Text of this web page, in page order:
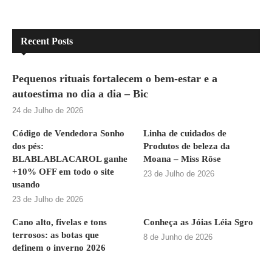
Recent Posts
Pequenos rituais fortalecem o bem-estar e a
autoestima no dia a dia – Bic
24 de Julho de 2026
Código de Vendedora Sonho
dos pés:
BLABLABLACAROL ganhe
+10% OFF em todo o site
usando
23 de Julho de 2026
Linha de cuidados de
Produtos de beleza da
Moana – Miss Rôse
23 de Julho de 2026
Cano alto, fivelas e tons
terrosos: as botas que
definem o inverno 2026
Conheça as Jóias Léia Sgro
8 de Junho de 2026